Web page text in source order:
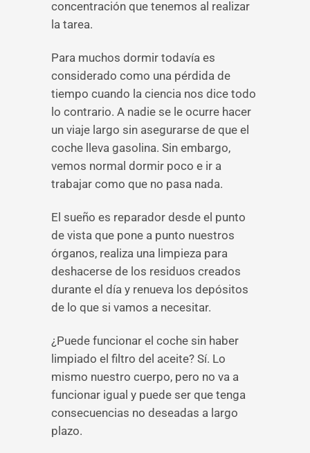
concentración que tenemos al realizar
la tarea.
Para muchos dormir todavía es
considerado como una pérdida de
tiempo cuando la ciencia nos dice todo
lo contrario. A nadie se le ocurre hacer
un viaje largo sin asegurarse de que el
coche lleva gasolina. Sin embargo,
vemos normal dormir poco e ir a
trabajar como que no pasa nada.
El sueño es reparador desde el punto
de vista que pone a punto nuestros
órganos, realiza una limpieza para
deshacerse de los residuos creados
durante el día y renueva los depósitos
de lo que si vamos a necesitar.
¿Puede funcionar el coche sin haber
limpiado el filtro del aceite? Sí. Lo
mismo nuestro cuerpo, pero no va a
funcionar igual y puede ser que tenga
consecuencias no deseadas a largo
plazo.